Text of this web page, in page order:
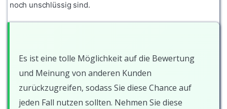
noch unschlüssig sind.
Es ist eine tolle Möglichkeit auf die Bewertung
und Meinung von anderen Kunden
zurückzugreifen, sodass Sie diese Chance auf
jeden Fall nutzen sollten. Nehmen Sie diese